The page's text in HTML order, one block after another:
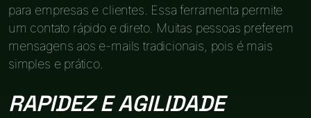
para empresas e clientes. Essa ferramenta permite
um contato rápido e direto. Muitas pessoas preferem
mensagens aos e-mails tradicionais, pois é mais
simples e prático.
RAPIDEZ E AGILIDADE